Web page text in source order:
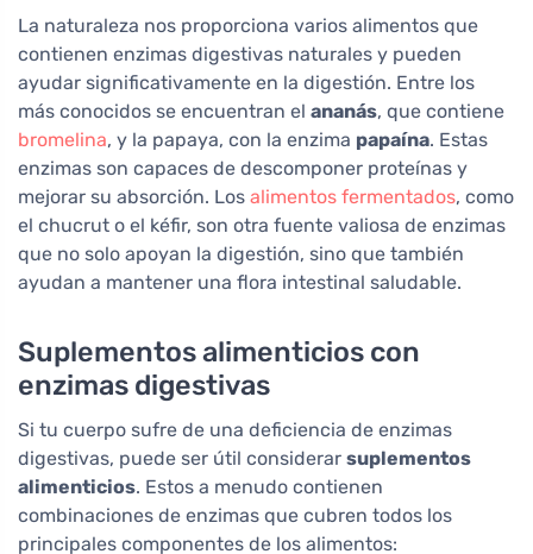
La naturaleza nos proporciona varios alimentos que
contienen enzimas digestivas naturales y pueden
ayudar significativamente en la digestión. Entre los
más conocidos se encuentran el ananás, que contiene
bromelina, y la papaya, con la enzima papaína. Estas
enzimas son capaces de descomponer proteínas y
mejorar su absorción. Los alimentos fermentados, como
el chucrut o el kéfir, son otra fuente valiosa de enzimas
que no solo apoyan la digestión, sino que también
ayudan a mantener una flora intestinal saludable.
Suplementos alimenticios con
enzimas digestivas
Si tu cuerpo sufre de una deficiencia de enzimas
digestivas, puede ser útil considerar suplementos
alimenticios. Estos a menudo contienen
combinaciones de enzimas que cubren todos los
principales componentes de los alimentos: